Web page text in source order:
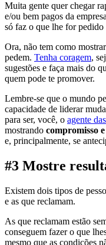
Muita gente quer chegar
e/ou bem pagos da
só faz o que lhe for
Ora, não tem como
pedem. Tenha coragem,
sugestões e faça mais do
quem pode te promover.
Lembre-se que o mundo
capacidade de liderar
para ser, você, o agente
mostrando compromisso
e, principalmente, se
#3 Mostre
Existem dois tipos de
e as que reclamam.
As que reclamam estão
conseguem fazer o que
mesmo que as condições